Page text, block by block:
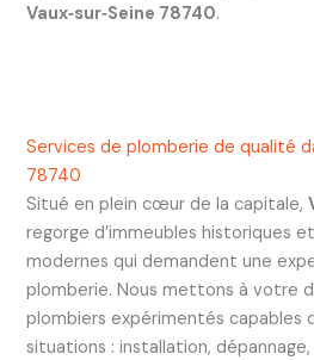
Vaux‑sur‑Seine 78740.
Services de plomberie de qualité
78740
Situé en plein cœur de la capitale,
regorge d’immeubles historiques
modernes qui demandent une
plomberie. Nous mettons à votre
plombiers expérimentés capables
situations : installation,